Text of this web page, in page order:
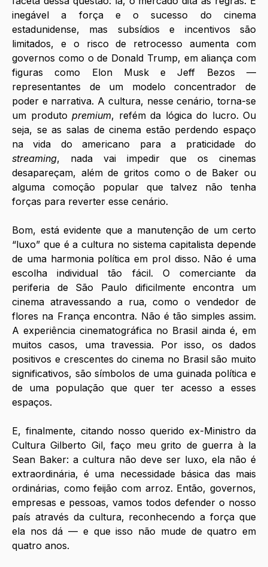
inegável a força e o sucesso do cinema
estadunidense, mas subsídios e incentivos são
limitados, e o risco de retrocesso aumenta com
governos como o de Donald Trump, em aliança com
figuras como Elon Musk e Jeff Bezos —
representantes de um modelo concentrador de
poder e narrativa. A cultura, nesse cenário, torna-se
um produto premium, refém da lógica do lucro. Ou
seja, se as salas de cinema estão perdendo espaço
streaming, nada vai impedir que os cinemas
desapareçam, além de gritos como o de Baker ou
alguma comoção popular que talvez não tenha
forças para reverter esse cenário.
Bom, está evidente que a manutenção de um certo
“luxo” que é a cultura no sistema capitalista depende
de uma harmonia política em prol disso. Não é uma
escolha individual tão fácil. O comerciante da
periferia de São Paulo dificilmente encontra um
cinema atravessando a rua, como o vendedor de
flores na França encontra. Não é tão simples assim.
A experiência cinematográfica no Brasil ainda é, em
muitos casos, uma travessia. Por isso, os dados
positivos e crescentes do cinema no Brasil são muito
significativos, são símbolos de uma guinada política e
de uma população que quer ter acesso a esses
espaços.
E, finalmente, citando nosso querido ex-Ministro da
Cultura Gilberto Gil, faço meu grito de guerra à la
Sean Baker: a cultura não deve ser luxo, ela não é
extraordinária, é uma necessidade básica das mais
ordinárias, como feijão com arroz. Então, governos,
empresas e pessoas, vamos todos defender o nosso
país através da cultura, reconhecendo a força que
ela nos dá — e que isso não mude de quatro em
quatro anos.